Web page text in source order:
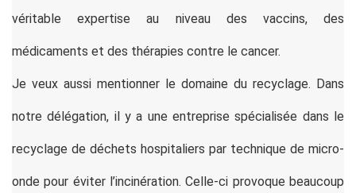
véritable expertise au niveau des vaccins, des
médicaments et des thérapies contre le cancer.
Je veux aussi mentionner le domaine du recyclage. Dans
notre délégation, il y a une entreprise spécialisée dans le
recyclage de déchets hospitaliers par technique de micro-
onde pour éviter l’incinération. Celle-ci provoque beaucoup